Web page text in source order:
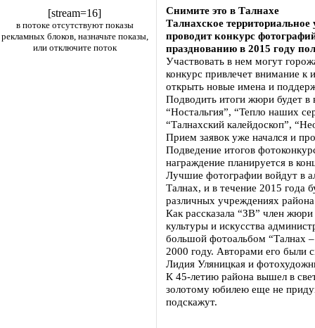
[stream=16]
в потоке отсутствуют показы
рекламных блоков, назначьте показы,
или отключите поток
Снимите это в Талнахе
Талнахское
проводит конкурс
празднованию в 2015 году
Участвовать в нем могут
конкурс привлечет внимание к
открыть новые имена и
Подводить итоги жюри будет
“Ностальгия”, “Тепло наших
“Талнахский калейдоскоп”,
Прием заявок уже начался и
Подведение итогов
награждение планируется в
Лучшие фотографии войдут в
Талнах, и в течение 2015 года
различных учреждениях
Как рассказала “ЗВ” член
культуры и искусства
большой фотоальбом “Талнах –
2000 году. Авторами его были
Лидия Уляницкая и
К 45-летию района вышел в
золотому юбилею еще не
подскажут.